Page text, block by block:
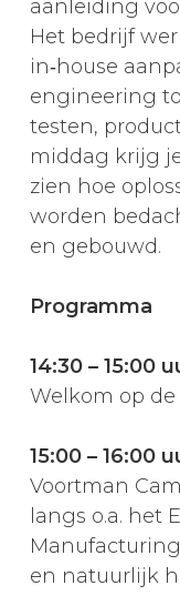
aanleiding
Het bedrijf
in‑house
engineering
testen,
middag krijg
zien hoe
worden
en gebouwd.
Programma
14:30 – 15:00
Welkom op
15:00 – 16:00
Voortman
langs o.a. het
en natuurlijk